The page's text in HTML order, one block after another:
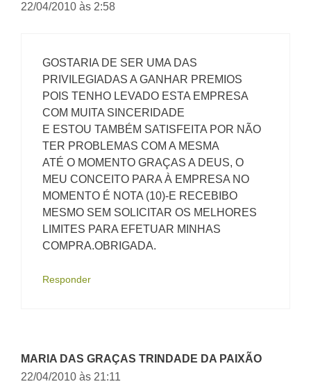
22/04/2010 às 2:58
GOSTARIA DE SER UMA DAS
PRIVILEGIADAS A GANHAR PREMIOS
POIS TENHO LEVADO ESTA EMPRESA
COM MUITA SINCERIDADE
E ESTOU TAMBÉM SATISFEITA POR NÃO
TER PROBLEMAS COM A MESMA
ATÉ O MOMENTO GRAÇAS A DEUS, O
MEU CONCEITO PARA À EMPRESA NO
MOMENTO É NOTA (10)-E RECEBIBO
MESMO SEM SOLICITAR OS MELHORES
LIMITES PARA EFETUAR MINHAS
COMPRA.OBRIGADA.
Responder
MARIA DAS GRAÇAS TRINDADE DA PAIXÃO
22/04/2010 às 21:11